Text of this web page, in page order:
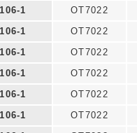
106-1
OT7022
106-1
OT7022
106-1
OT7022
106-1
OT7022
106-1
OT7022
106-1
OT7022